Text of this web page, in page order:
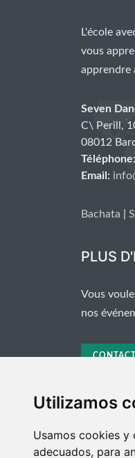
Utilizamos
Usamos cookies y
adecuados, para
L'école
vous
apprendre
Seven
C\ Perill,
08012
Téléphone:
Email:
Bachata
PLUS
Vous
nos